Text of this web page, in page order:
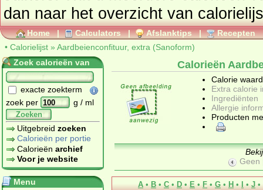
dan naar het overzicht van
Home | Calculators | Afslanktips | Recepten
• Calorielijst » Aardbeienconfituur, extra (Sanoform)
Zoek calorieën van
exacte zoekterm
zoek per
g / ml
Zoeken
Uitgebreid zoeken
Calorieën per portie
Calorieën archief
Voor je website
Menu
Calorieën
Calorie
Extra calorie
Ingrediënten
Allergie
Producten
Geen
A • B • C • D • E • F • G • H • I • J •